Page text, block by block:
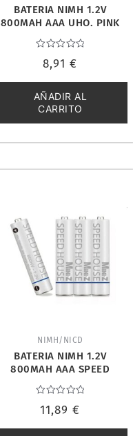
BATERIA NIMH 1.2V
800MAH AAA UHO. PINK
PERFORMANCE PP2-
800AAA
con
de
5
8,91€
AÑADIR AL
CARRITO
NIMH/NICD
BATERIA NIMH 1.2V
800MAH AAA SPEED
HOUSE. KYOSHO 71998B
con
de
11,89€